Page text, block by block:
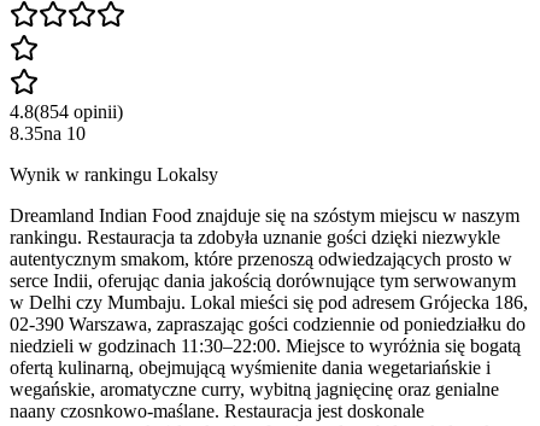
4.8(854 opinii)
8.35na 10
Wynik w rankingu Lokalsy
Dreamland Indian Food znajduje się na szóstym miejscu w naszym
rankingu. Restauracja ta zdobyła uznanie gości dzięki niezwykle
autentycznym smakom, które przenoszą odwiedzających prosto w
serce Indii, oferując dania jakością dorównujące tym serwowanym
w Delhi czy Mumbaju. Lokal mieści się pod adresem Grójecka 186,
02-390 Warszawa, zapraszając gości codziennie od poniedziałku do
niedzieli w godzinach 11:30–22:00. Miejsce to wyróżnia się bogatą
ofertą kulinarną, obejmującą wyśmienite dania wegetariańskie i
wegańskie, aromatyczne curry, wybitną jagnięcinę oraz genialne
naany czosnkowo-maślane. Restauracja jest doskonale